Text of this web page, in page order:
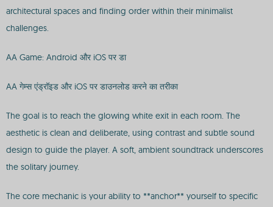
architectural spaces and finding order within their minimalist
challenges.
AA Game: Android और iOS पर डा
AA गेम्स एंड्रॉइड और iOS पर डाउनलोड करने का तरीका
The goal is to reach the glowing white exit in each room. The
aesthetic is clean and deliberate, using contrast and subtle sound
design to guide the player. A soft, ambient soundtrack underscores
the solitary journey.
The core mechanic is your ability to **anchor** yourself to specific